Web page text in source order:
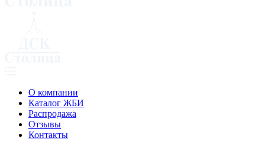
О компании
Каталог ЖБИ
Распродажа
Отзывы
Контакты